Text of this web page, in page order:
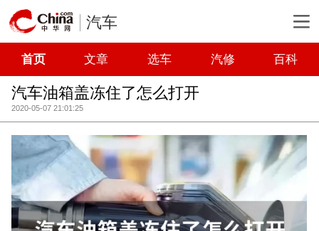
汽车
首页 文章 选车 汽修 百科
汽车油箱盖冻住了怎么打开
2020-05-07 21:01:25